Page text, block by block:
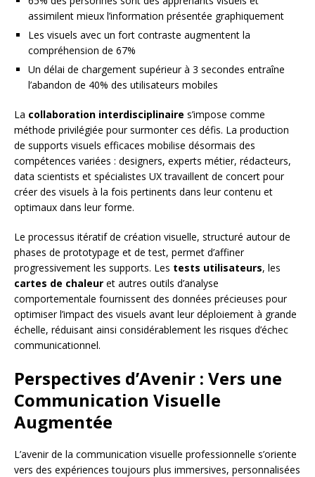
assimilent mieux l’information présentée graphiquement
Les visuels avec un fort contraste augmentent la
compréhension de 67%
Un délai de chargement supérieur à 3 secondes entraîne
l’abandon de 40% des utilisateurs mobiles
La collaboration interdisciplinaire s’impose comme
méthode privilégiée pour surmonter ces défis. La production
de supports visuels efficaces mobilise désormais des
compétences variées : designers, experts métier, rédacteurs,
data scientists et spécialistes UX travaillent de concert pour
créer des visuels à la fois pertinents dans leur contenu et
optimaux dans leur forme.
Le processus itératif de création visuelle, structuré autour de
phases de prototypage et de test, permet d’affiner
progressivement les supports. Les tests utilisateurs, les
cartes de chaleur et autres outils d’analyse
comportementale fournissent des données précieuses pour
optimiser l’impact des visuels avant leur déploiement à grande
échelle, réduisant ainsi considérablement les risques d’échec
communicationnel.
Perspectives d’Avenir : Vers une
Communication Visuelle
Augmentée
L’avenir de la communication visuelle professionnelle s’oriente
vers des expériences toujours plus immersives, personnalisées